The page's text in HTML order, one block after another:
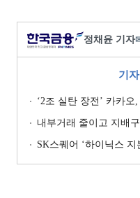
정채윤 기자
기
‘2조 실탄 장전’ 카카오, 정
내부거래 줄이고 지배구조 넓힌 LG
SK스퀘어 ‘하이닉스 지